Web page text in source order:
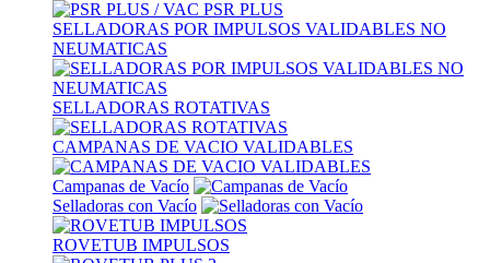
SELLADORAS POR IMPULSOS VALIDABLES NO
NEUMATICAS
SELLADORAS ROTATIVAS
CAMPANAS DE VACIO VALIDABLES
Campanas de Vacío
Selladoras con Vacío
ROVETUB IMPULSOS